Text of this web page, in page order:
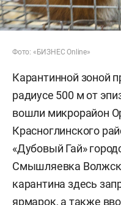
Фото: «БИЗНЕС Online»
Карантинной зоной
радиусе 500 м от
вошли микрорайон
Красноглинского
«Дубовый Гай»
Смышляевка
карантина здесь
ярмарок, а также